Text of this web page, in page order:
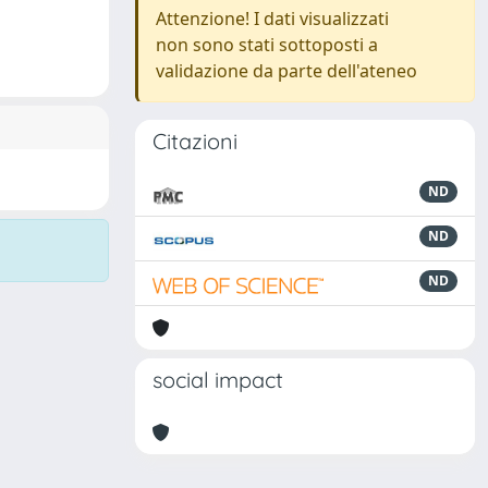
Attenzione! I dati visualizzati
non sono stati sottoposti a
validazione da parte dell'ateneo
Citazioni
ND
ND
ND
social impact